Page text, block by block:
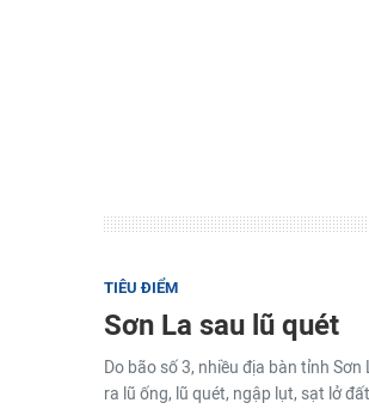
TIÊU ĐIỂM
Sơn La sau lũ quét
Do bão số 3, nhiều địa bàn tỉnh
ra lũ ống, lũ quét, ngập lụt, sạt lở